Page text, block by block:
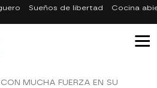
Sueños de libertad Cocina
MUCHA FUERZA EN SU